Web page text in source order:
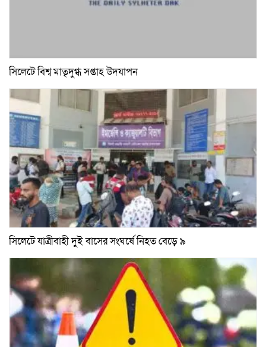
সিলেটে বিশ্ব মাতৃদুগ্ধ সপ্তাহ উদযাপন
সিলেটে যাত্রীবাহী দুই বাসের সংঘর্ষে নিহত বেড়ে ৯